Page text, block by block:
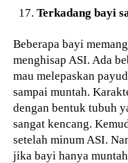
Terkadang bayi
Beberapa bayi
menghisap ASI. Ada
mau melepaskan
sampai muntah.
dengan bentuk tubuh
sangat kencang.
setelah minum ASI.
jika bayi hanya